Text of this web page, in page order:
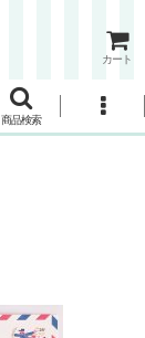
カート
商品検索